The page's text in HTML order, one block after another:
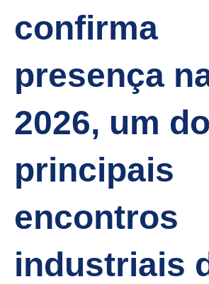
confirma
presença
2026, um
principais
encontros
industriais